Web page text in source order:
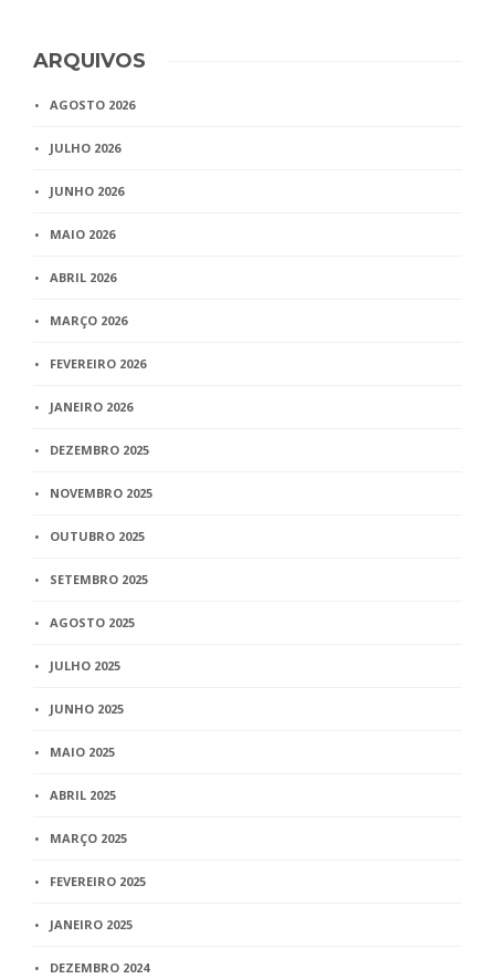
ARQUIVOS
AGOSTO 2026
JULHO 2026
JUNHO 2026
MAIO 2026
ABRIL 2026
MARÇO 2026
FEVEREIRO 2026
JANEIRO 2026
DEZEMBRO 2025
NOVEMBRO 2025
OUTUBRO 2025
SETEMBRO 2025
AGOSTO 2025
JULHO 2025
JUNHO 2025
MAIO 2025
ABRIL 2025
MARÇO 2025
FEVEREIRO 2025
JANEIRO 2025
DEZEMBRO 2024